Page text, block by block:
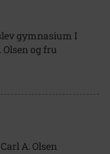
gymnasium I
og fru
A. Olsen